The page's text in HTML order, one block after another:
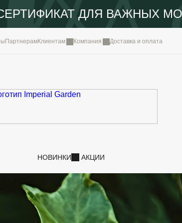
ДЛЯ ВАЖНЫХ
ПартнерамКлиентам Компания Доставка и оплата
НОВИНКИ АКЦИИ